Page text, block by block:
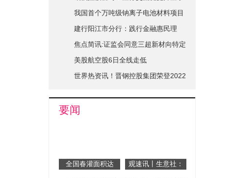
互鉴共进步|世界简讯
我国首个万吨级钠离子电池材料项目
在山西综改区开建
建行阳江市分行：践行金融惠民理
念-全球关注
焦点简讯:证监会同意三超新材向特定
对象发行股票的注册申请
美股航空股6日全线走低
世界热资讯！晋钢控股集团荣登2022
要闻
全国春灌面积达
观速讯丨生意社：